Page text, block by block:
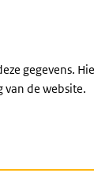
gegevens.
van de website.